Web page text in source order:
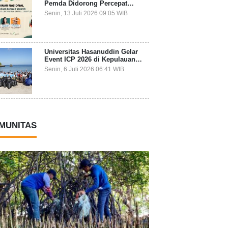
Pemda Didorong Percepat
Transformasi Pengelolaan
Sampah Organik dari Sumber
Senin, 13 Juli 2026 09:05 WIB
Universitas Hasanuddin Gelar
Event ICP 2026 di Kepulauan
Selayar, Mahasiswa dari 27
Negara Jadi Partisipan
Senin, 6 Juli 2026 06:41 WIB